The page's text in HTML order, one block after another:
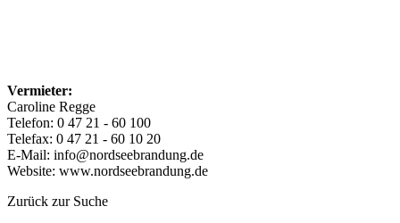
Vermieter:
Caroline Regge
Telefon: 0 47 21 - 60 100
Telefax: 0 47 21 - 60 10 20
E-Mail: info@nordseebrandung.de
Website: www.nordseebrandung.de
Zurück zur Suche